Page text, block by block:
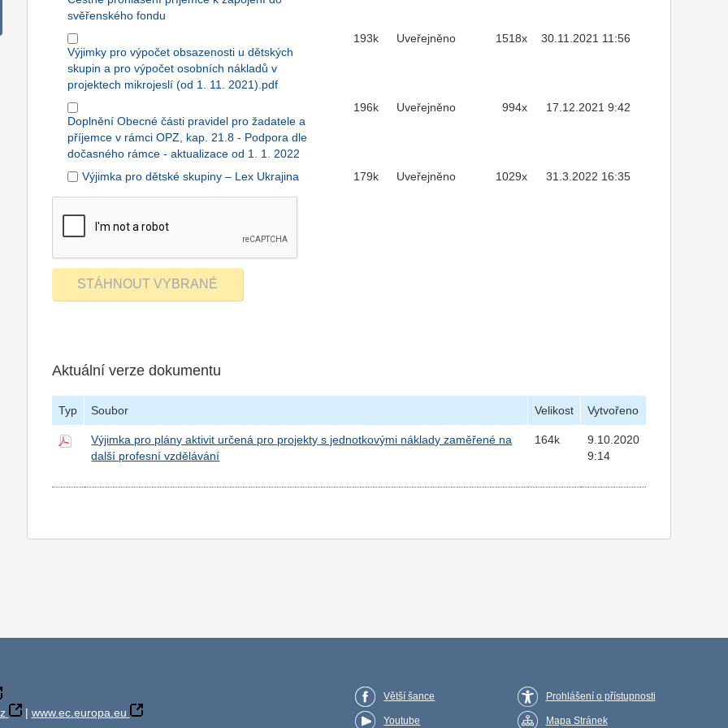
svěřenského fondu
Výjimky pro výpočet obsazenosti u dětských
skupin a pro výpočet osobních nákladů v
projektech mikrojeslí (od 1. 11. 2021).pdf
193k Uveřejněno 1518x 30.11.2021 11:56
Doplnění Obecné části pravidel pro žadatele a
příjemce v rámci OPZ, kap. 21.8 - Podpora dle
dočasného rámce - aktualizace od 1. 1. 2022
196k Uveřejněno 994x 17.12.2021 9:42
Výjimka pro dětské skupiny – Lex Ukrajina 179k Uveřejněno 1029x 31.3.2022 16:35
Aktuální verze dokumentu
Typ Soubor Velikost Vytvořeno
Výjimka pro plány aktivit určená pro projekty s jednotkovými náklady zaměřené na
další profesní vzdělávání
164k
9.10.2020
9:14
| www.ec.europa.eu
Větší šance
Youtube
Prohlášení o přístupnosti
Mapa Stránek